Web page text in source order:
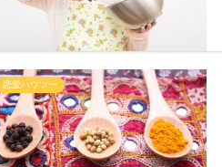
恋愛ハウツー